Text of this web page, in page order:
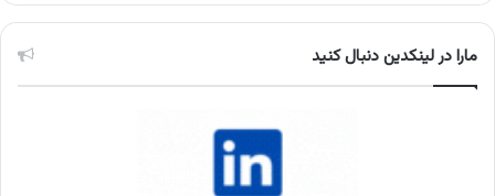
مارا در لینکدین دنبال کنید